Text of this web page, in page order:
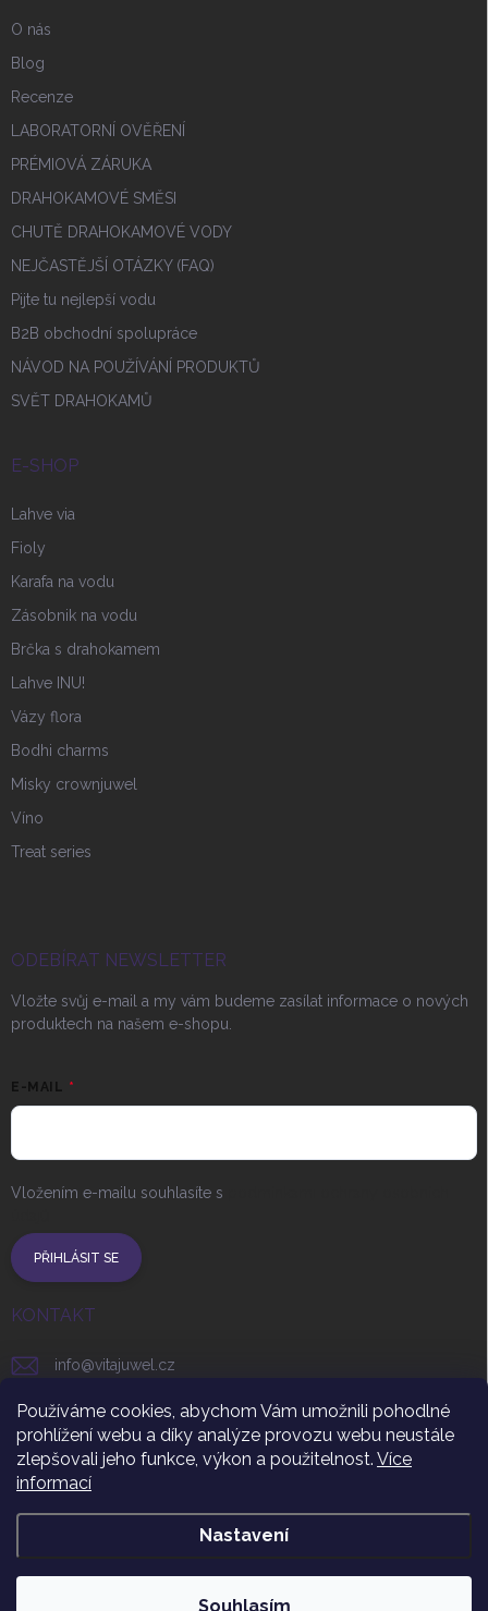
Používáme cookies, abychom Vám umožnili pohodlné
prohlížení webu a díky analýze provozu webu neustále
zlepšovali jeho funkce, výkon a použitelnost. Více
informací
Nastavení
Souhlasím
O nás
Blog
Recenze
LABORATORNÍ OVĚŘENÍ
PRÉMIOVÁ ZÁRUKA
DRAHOKAMOVÉ SMĚSI
CHUTĚ DRAHOKAMOVÉ VODY
NEJČASTĚJŠÍ OTÁZKY (FAQ)
Pijte tu nejlepší vodu
B2B obchodní spolupráce
NÁVOD NA POUŽÍVÁNÍ PRODUKTŮ
SVĚT DRAHOKAMŮ
E-SHOP
Lahve via
Fioly
Karafa na vodu
Zásobnik na vodu
Brčka s drahokamem
Lahve INU!
Vázy flora
Bodhi charms
Misky crownjuwel
Víno
Treat series
ODEBÍRAT NEWSLETTER
Vložte svůj e-mail a my vám budeme zasílat informace o nových
produktech na našem e-shopu.
E-MAIL
Vložením e-mailu souhlasíte s
PŘIHLÁSIT SE
KONTAKT
info@vitajuwel.cz
+420 608 262 656
vitajuwel_czsr
https://www.youtube.com/channel/
VitaJuwel CZ . Všechna práva vyhrazena.